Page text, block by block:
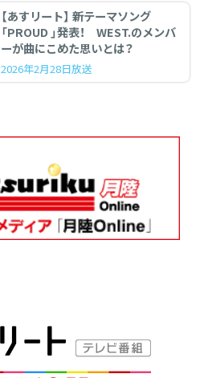
【あすリート】 新テーマソング
「PROUD 」発表！ WEST.のメンバ
ーが曲にこめた思いとは？
2026年2月28日放送